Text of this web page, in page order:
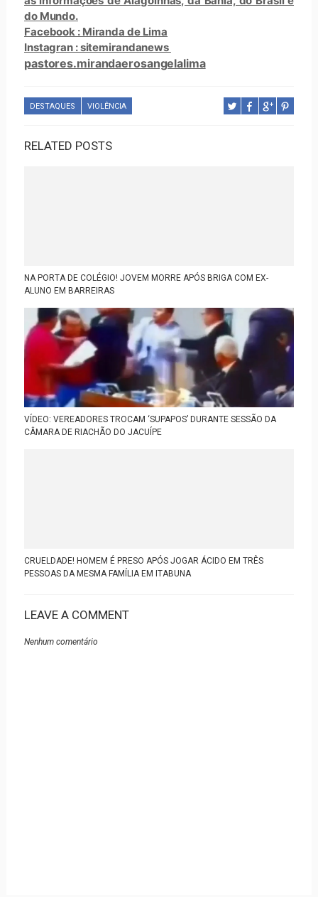
do Mundo.
Facebook : Miranda de Lima
Instagran : sitemirandanews
pastores.mirandaerosangelalima
DESTAQUES VIOLÊNCIA
RELATED POSTS
NA PORTA DE COLÉGIO! JOVEM MORRE APÓS BRIGA COM EX-
ALUNO EM BARREIRAS
VÍDEO: VEREADORES TROCAM ‘SUPAPOS’ DURANTE SESSÃO DA
CÂMARA DE RIACHÃO DO JACUÍPE
CRUELDADE! HOMEM É PRESO APÓS JOGAR ÁCIDO EM TRÊS
PESSOAS DA MESMA FAMÍLIA EM ITABUNA
LEAVE A COMMENT
Nenhum comentário